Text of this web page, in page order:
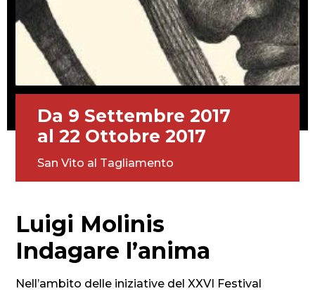
Da 9 Settembre 2017
al 22 Ottobre 2017
San Vito al Tagliamento
Luigi Molinis
Indagare l’anima
Nell’ambito delle iniziative del XXVI Festival